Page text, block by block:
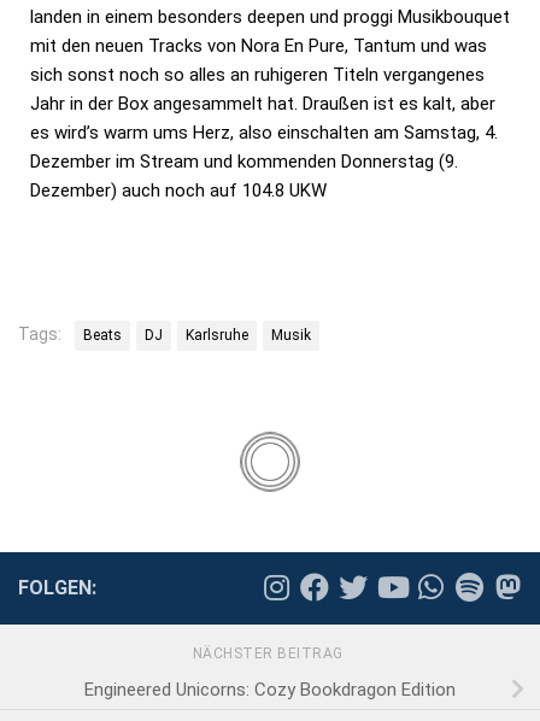
landen in einem besonders deepen und proggi Musikbouquet
mit den neuen Tracks von Nora En Pure, Tantum und was
sich sonst noch so alles an ruhigeren Titeln vergangenes
Jahr in der Box angesammelt hat. Draußen ist es kalt, aber
es wird’s warm ums Herz, also einschalten am Samstag, 4.
Dezember im Stream und kommenden Donnerstag (9.
Dezember) auch noch auf 104.8 UKW
Tags: Beats DJ Karlsruhe Musik
FOLGEN:
NÄCHSTER BEITRAG
Engineered Unicorns: Cozy Bookdragon Edition